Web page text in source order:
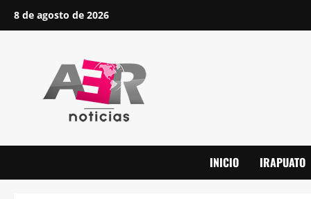
Saltar8 de agosto de 2026
INICIO IRAPUATO